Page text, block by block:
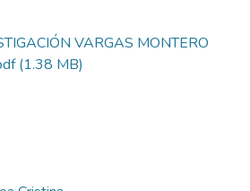
VARGAS MONTERO
(1.38 MB)